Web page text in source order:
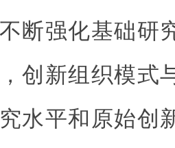
断强化基础研
创新组织模式
水平和原始创